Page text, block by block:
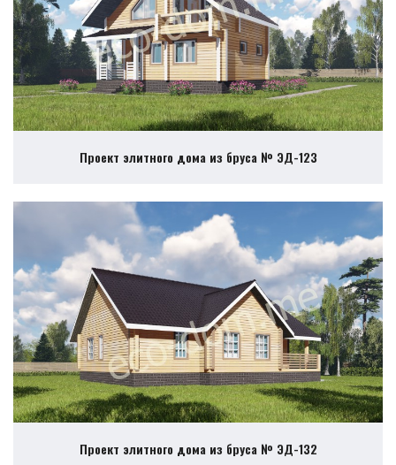
Проект элитного дома из бруса № ЭД-123
Проект элитного дома из бруса № ЭД-132